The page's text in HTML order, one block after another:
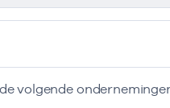
volgende